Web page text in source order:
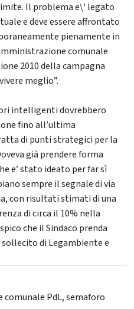
Il problema e\' legato
e deve essere affrontato
pienamente in
comunale
2010 della campagna
meglio”.
intelligenti dovrebbero
fino all’ultima
di punti strategici per la
già prendere forma
e’ stato ideato per far sì
sempre il segnale di via
con risultati stimati di una
di circa il 10% nella
che il Sindaco prenda
di Legambiente e
comunale PdL,semaforo